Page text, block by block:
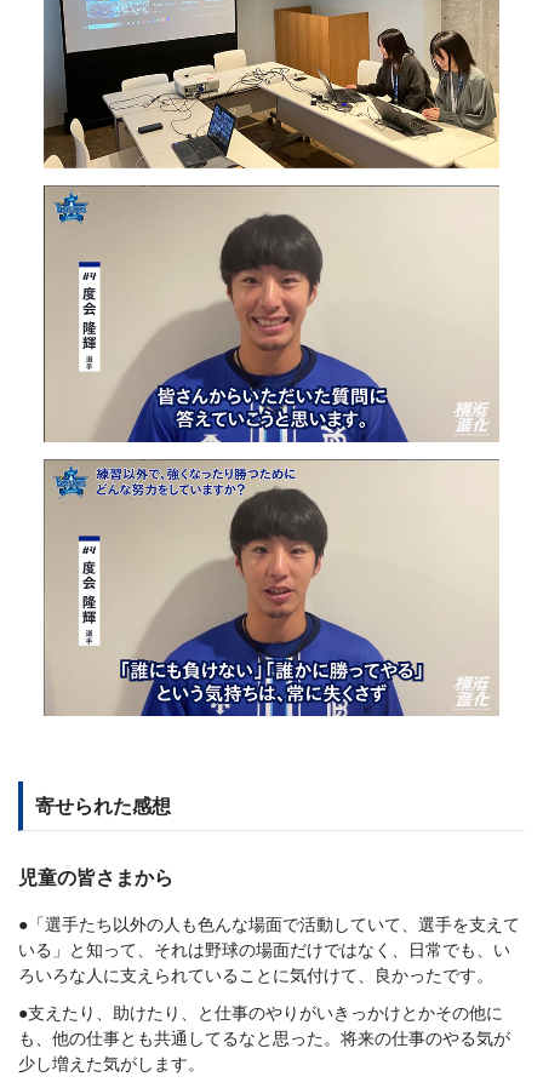
寄せられた感想
児童の皆さまから
●「選手たち以外の人も色んな場面で活動していて、選手を支えて
いる」と知って、それは野球の場面だけではなく、日常でも、い
ろいろな人に支えられていることに気付けて、良かったです。
●支えたり、助けたり、と仕事のやりがいきっかけとかその他に
も、他の仕事とも共通してるなと思った。将来の仕事のやる気が
少し増えた気がします。